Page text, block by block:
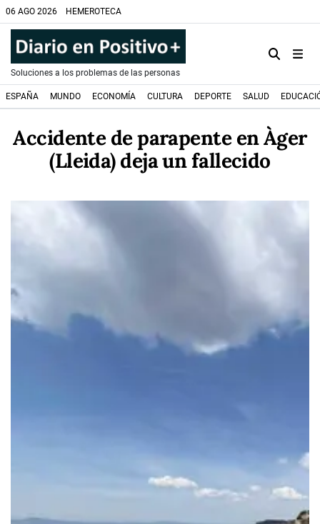
06 AGO 2026 HEMEROTECA
Soluciones a los problemas de las personas
ESPAÑA MUNDO ECONOMÍA CULTURA DEPORTE SALUD
Accidente de parapente en Àger
(Lleida) deja un fallecido